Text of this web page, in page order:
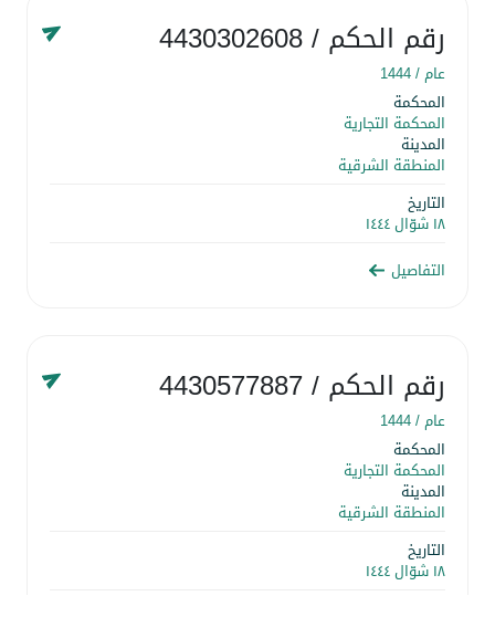
رقم الحكم/ 4430302608
عام /1444
المحكمة
المحكمة التجارية
المدينة
المنطقة الشرقية
التاريخ
١٨ شوّال ١٤٤٤
التفاصيل
رقم الحكم/ 4430577887
عام /1444
المحكمة
المحكمة التجارية
المدينة
المنطقة الشرقية
التاريخ
١٨ شوّال ١٤٤٤